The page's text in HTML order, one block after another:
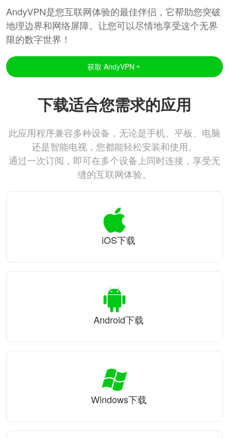
AndyVPN是您互联网体验的最佳伴侣，它帮助您突破
地理边界和网络屏障。让您可以尽情地享受这个无界
限的数字世界！
获取 AndyVPN
下载适合您需求的应用
此应用程序兼容多种设备，无论是手机、平板、电脑
还是智能电视，您都能轻松安装和使用。
通过一次订阅，即可在多个设备上同时连接，享受无
缝的互联网体验。
iOS下载
Android下载
Windows下载